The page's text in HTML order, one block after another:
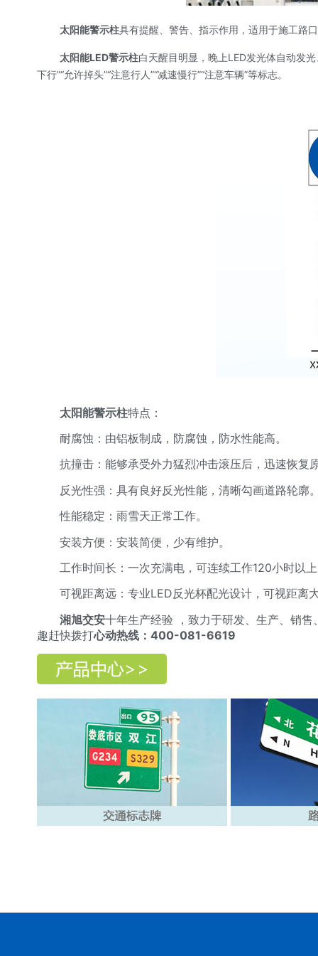
太阳能警示柱具有提醒、警告、指示作用，适用于施工路
太阳能LED警示柱白天醒目明显，晚上LED发光体自动发
下行”“允许掉头”“注意行人”“减速慢行”“注意车辆”等标志。
太阳能警示柱特点：
耐腐蚀：由铝板制成，防腐蚀，防水性能高。
抗撞击：能够承受外力猛烈冲击滚压后，迅速恢复
反光性强：具有良好反光性能，清晰勾画道路轮廓
性能稳定：雨雪天正常工作。
安装方便：安装简便，少有维护。
工作时间长：一次充满电，可连续工作120小时以上
可视距离远：专业LED反光杯配光设计，可视距离
湘旭交安十年生产经验 ，致力于研发、生产、销
趣赶快拨打心动热线：400-081-6619